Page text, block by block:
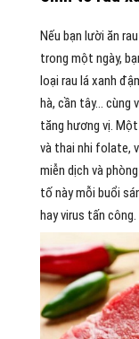
Nếu bạn lười ăn
trong một ngày,
loại rau lá xanh
hà, cần tây… cùng
tăng hương vị.
và thai nhi folate,
miễn dịch và
tố này mỗi buổi
hay virus tấn công.